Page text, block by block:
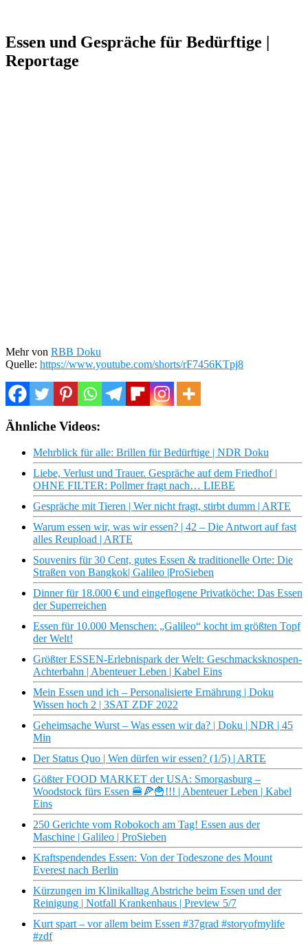
Essen und Gespräche für Bedürftige |
Reportage
Mehr von RBB Doku
Quelle: https://www.youtube.com/shorts/rF7456KTpj8
Ähnliche Videos:
Mehrblick für alle: Brillen für Bedürftige | NDR Doku
Liebe, Verlust und Trauer. Gespräche auf dem Friedhof |
OHNE FILTER: Pollmer fragt nach… LIEBE
Gespräche mit Tieren | Wer nicht fragt, stirbt dumm | ARTE
Warum essen wir, was wir essen? | 42 – Die Antwort auf fast
alles Reupload | ARTE
Souvenirs für 30 Cent, gutes Essen & traditionelle Orte: Die
Straßen von Bangkok| Galileo |ProSieben
Dinner für 18.000 € und eingeflogene Privatköche: Das Essen
der Superreichen
Essen für 10.000 Menschen: „Galileo“ kocht im größten Topf
der Welt!
Größter ESSEN-Erlebnispark der Welt: Geschmacksknospen-
Achterbahn | Abenteuer Leben | Kabel Eins
Mein Essen und ich – Personalisierte Ernährung | Doku
Wissen hoch 2 | 3SAT ZDF 2022
Geheimsache Wurst – Was essen wir da? | Doku | NDR | 45
Min
Der Status Quo | Wen dürfen wir essen? (1/5) | ARTE
Gößter FOOD MARKET der USA: Smorgasburg –
Woodstock fürs Essen 🍔🍕🍟!!! | Abenteuer Leben | Kabel
Eins
250 Gerichte vom Robokoch am Tag! Essen aus der
Maschine | Galileo | ProSieben
Kraftspendendes Essen: Von der Todeszone des Mount
Everest nach Berlin
Kürzungen im Klinikalltag Abstriche beim Essen und der
Reinigung | Notfall Krankenhaus | Preview 5/7
Kurt spart – vor allem beim Essen #37grad #storyofmylife
#zdf